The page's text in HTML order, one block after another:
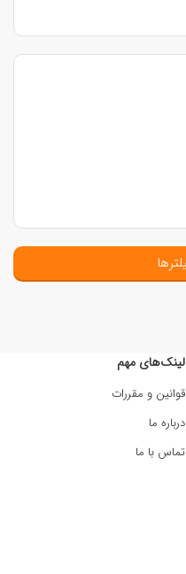
لینک‌های مهم
قوانین و مقررات
درباره ما
تماس با ما